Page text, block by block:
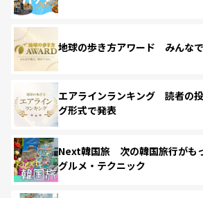
地球の歩き方アワード みんなで
エアラインランキング 読者の
グ形式で発表
Next韓国旅 次の韓国旅行がも
グルメ・テクニック